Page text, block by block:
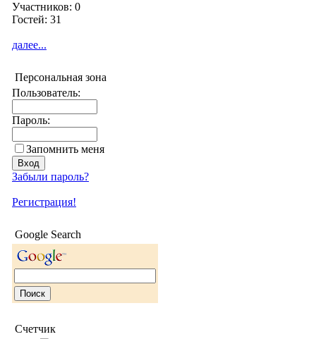
Участников: 0
Гостей: 31
далее...
Персональная зона
Пользователь:
Пароль:
Запомнить меня
Забыли пароль?
Регистрация!
Google Search
Счетчик